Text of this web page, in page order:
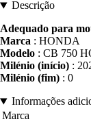
Descrição
Adequado para
Marca : HONDA
Modelo : CB 750
Milénio (início) :
Milénio (fim) : 0
Informações
Marca